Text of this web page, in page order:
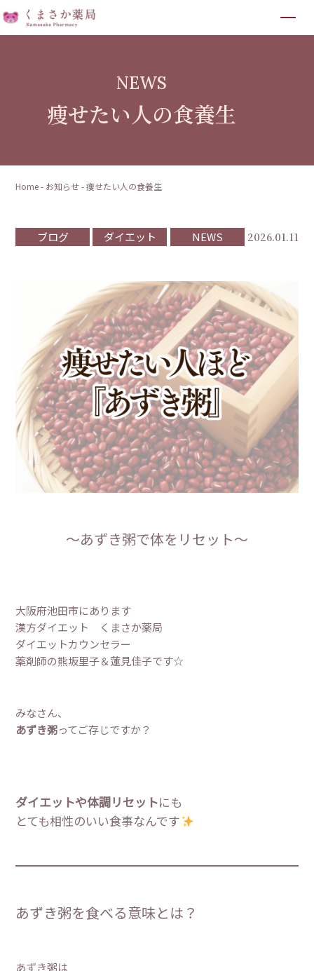
NEWS
痩せたい人の食養生
Home- お知らせ-痩せたい人の食養生
ブログ ダイエット NEWS 2026.01.11
〜あずき粥で体をリセット～
大阪府池田市にあります
漢方ダイエット くまさか薬局
ダイエットカウンセラー
薬剤師の熊坂里子＆蓮見佳子です☆
みなさん、
あずき粥ってご存じですか？
ダイエットや体調リセットにも
とても相性のいい食事なんです
あずき粥を食べる意味とは？
あずき粥は